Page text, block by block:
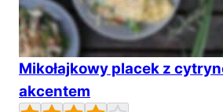
Mikołajkowy placek z
akcentem